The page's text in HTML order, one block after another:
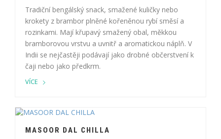
Tradiční bengálský snack, smažené kuličky nebo
krokety z brambor plněné kořeněnou rybí směsí a
rozinkami. Mají křupavý smažený obal, měkkou
bramborovou vrstvu a uvnitř a aromatickou náplň. V
Indii se nejčastěji podávají jako drobné občerstvení k
čaji nebo jako předkrm.
VÍCE
MASOOR DAL CHILLA